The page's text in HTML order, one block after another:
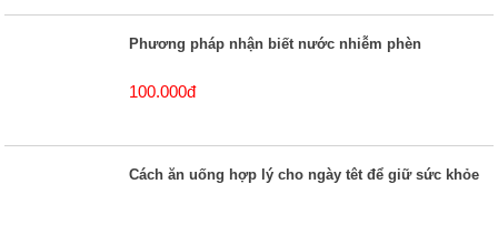
Phương pháp nhận biết nước nhiễm phèn
100.000đ
Cách ăn uống hợp lý cho ngày têt để giữ sức khỏe